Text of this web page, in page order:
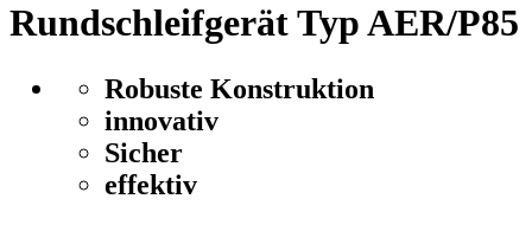
Rundschleifgerät Typ AER/P85
Robuste Konstruktion
innovativ
Sicher
effektiv